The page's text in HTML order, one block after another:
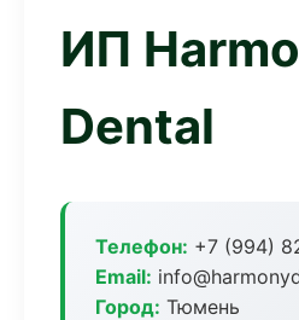
ИП
Dental
Телефон: +7 (994)
Email:
Город: Тюмень